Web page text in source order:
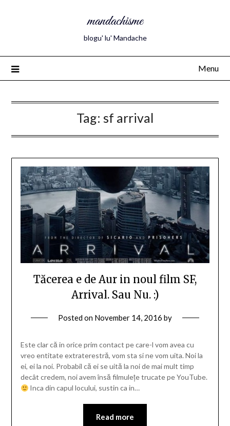
mandachisme
blogu' lu' Mandache
Menu
Tag: sf arrival
Tăcerea e de Aur in noul film SF,
Arrival. Sau Nu. :)
Posted on November 14, 2016 by
Este clar că in orice prim contact pe care-l vom avea cu
vreo entitate extraterestră, vom sta si ne vom uita. Noi la
ei, ei la noi. Probabil că ei se uită la noi de mai mult timp
decât credem, noi avem însă filmulețe trucate pe YouTube.
Inca din capul locului, sustin ca in…
Read more